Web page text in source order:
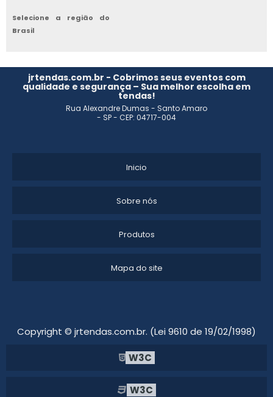
ALUGUEL DE TENDAS PARA CASAMENTO
LOCAÇÃO DE TENDAS PARA EVENTOS
LOCAÇÃO DE TENDAS EM INDAIATUBA
LOCAÇÃO DE TENDAS PARA EVENTOS EM SOROCABA
ALUGUEL DE TENDAS E COBERTURAS
ALUGUEL DE TENDA BRANCA
Selecione a região do
Brasil
jrtendas.com.br - Cobrimos seus eventos com
qualidade e segurança – Sua melhor escolha em
tendas!
Rua Alexandre Dumas - Santo Amaro
- SP - CEP: 04717-004
Inicio
Sobre nós
Produtos
Mapa do site
Copyright © jrtendas.com.br. (Lei 9610 de 19/02/1998)
W3C
W3C